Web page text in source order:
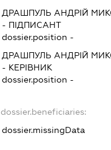
ДРАШПУЛЬ АНДРІЙ
- ПІДПИСАНТ
dossier.position -
ДРАШПУЛЬ АНДРІЙ
- КЕРІВНИК
dossier.position -
dossier.beneficiaries:
dossier.missingData